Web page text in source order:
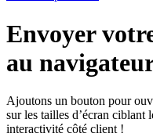
Envoyer
au
Ajoutons un bouton pour
sur les tailles d’écran ciblant
interactivité côté client !